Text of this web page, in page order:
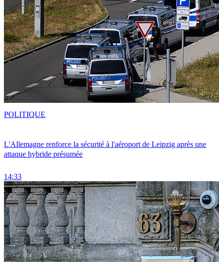
L'Allemagne renforce la sécurité à l'aéroport de Leipzig après une
attaque hybride présumée
14:33
POLITIQUE